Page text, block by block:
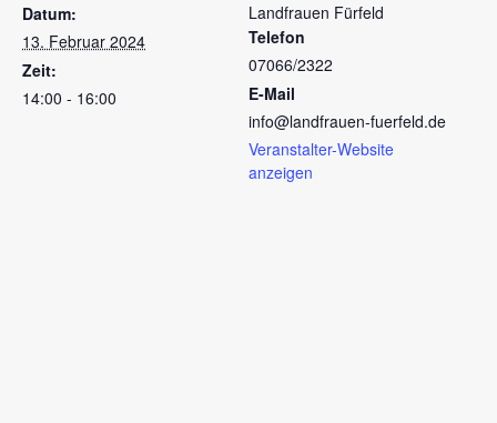
Datum:
13. Februar 2024
Zeit:
14:00 - 16:00
Landfrauen Fürfeld
Telefon
07066/2322
E-Mail
info@landfrauen-fuerfeld.de
Veranstalter-Website
anzeigen